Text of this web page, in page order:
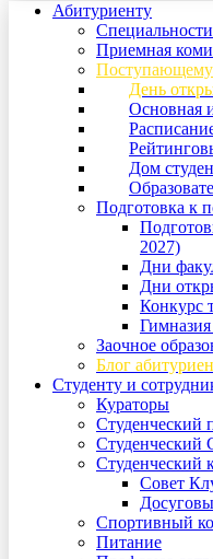
Абитуриенту
Приемная
Поступающему
День
Основная
Дом
Подготовка к
2027)
Дни
Дни
Конкурс
Заочное
Блог
Студенту и
Кураторы
Студенческий
Студенческий
Студенческий
Совет
Спортивный
Питание